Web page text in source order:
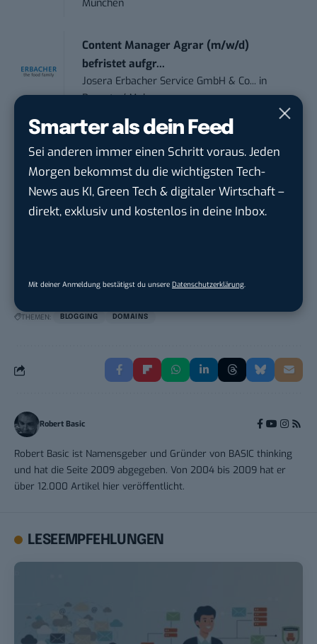
Smarter als dein Feed
Sei anderen immer einen Schritt voraus. Jeden
Morgen bekommst du die wichtigsten Tech-
News aus KI, Green Tech & digitaler Wirtschaft –
direkt, exklusiv und kostenlos in deine Inbox.
Mit deiner Anmeldung bestätigst du unsere Datenschutzerklärung
München
Content Manager Agrar (m/w/d)
befristet aufgr...
Josera Erbacher Service GmbH & Co... in
Remote / Mob...
BANNERKÖNIG GmbH inGelsenkirchen
Referent (m/w/d) Technik & Netzwerke
DVGW Deutscher Verein des Gas- und
THEMEN: BLOGGING DOMAINS
Robert Basic
Robert Basic ist Namensgeber und Gründer von BASIC thinking
und hat die Seite 2009 abgegeben. Von 2004 bis 2009 hat er
über 12.000 Artikel hier veröffentlicht.
LESEEMPFEHLUNGEN